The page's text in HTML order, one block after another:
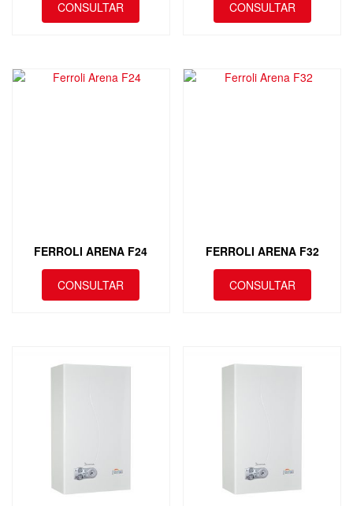
CONSULTAR CONSULTAR
FERROLI ARENA F24
CONSULTAR
FERROLI ARENA F32
CONSULTAR